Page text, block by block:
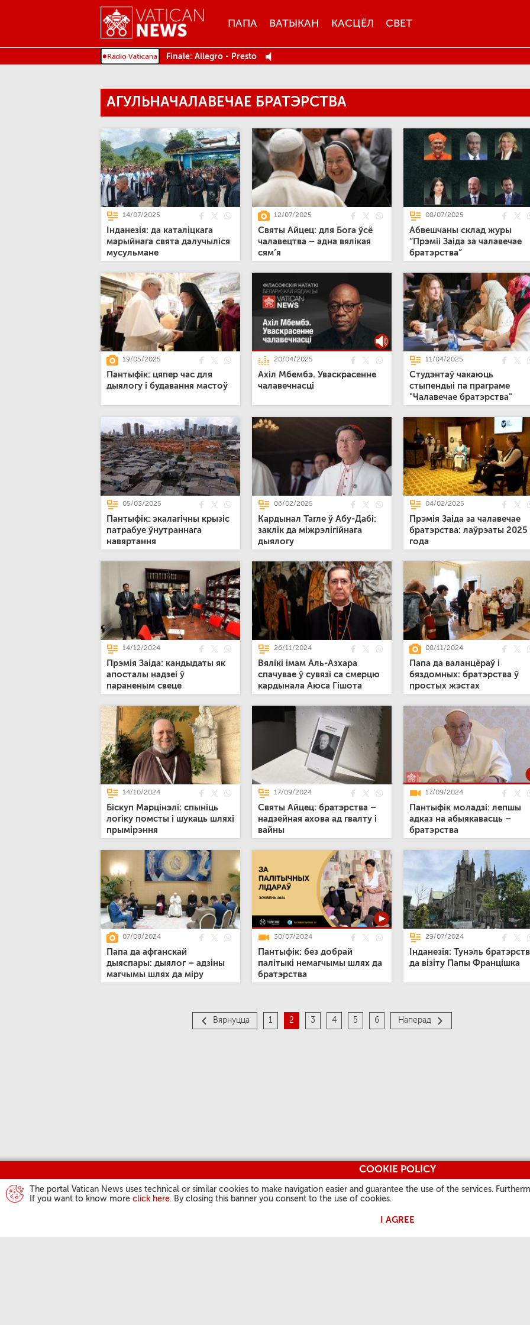
MENU
ПАПА ВАТЫКАН КАСЦЁЛ СВЕТ
COOKIE POLICY
The portal Vatican News uses technical or similar cookies to make navigation easier and guarantee the use of the services.
If you want to know more click here. By closing this banner you consent to the use of cookies.
I AGREE
Finale: Allegro - Presto
АГУЛЬНАЧАЛАВЕЧАЕ БРАТЭРСТВА
14/07/2025
Інданезія: да каталіцкага
марыйнага свята далучыліся
мусульмане
12/07/2025
Святы Айцец: для Бога ўсё
чалавецтва – адна вялікая
сям’я
08/07/2025
Абвешчаны склад журы
“Прэміі Заіда за чалавечае
братэрства”
19/05/2025
Пантыфік: цяпер час для
дыялогу і будавання мастоў
20/04/2025
Ахіл Мбембэ. Уваскрасенне
чалавечнасці
11/04/2025
Студэнтаў чакаюць
стыпендыі па праграме
"Чалавечае братэрства"
05/03/2025
Пантыфік: экалагічны крызіс
патрабуе ўнутраннага
навяртання
06/02/2025
Кардынал Тагле ў Абу-Дабі:
заклік да міжрэлігійнага
дыялогу
04/02/2025
Прэмія Заіда за чалавечае
братэрства: лаўрэаты 2025
года
14/12/2024
Прэмія Заіда: кандыдаты як
апосталы надзеі ў
параненым свеце
26/11/2024
Вялікі імам Аль-Азхара
спачувае ў сувязі са смерцю
кардынала Аюса Гішота
08/11/2024
Папа да валанцёраў і
бяздомных: братэрства ў
простых жэстах
14/10/2024
Біскуп Марцінэлі: спыніць
логіку помсты і шукаць шляхі
прымірэння
17/09/2024
Святы Айцец: братэрства –
надзейная ахова ад гвалту і
вайны
17/09/2024
Пантыфік моладзі: лепшы
адказ на абыякавасць –
братэрства
07/08/2024
Папа да афганскай
дыяспары: дыялог – адзіны
магчымы шлях да міру
30/07/2024
Пантыфік: без добрай
палітыкі немагчымы шлях да
братэрства
29/07/2024
Інданезія: Тунэль
да візіту Папы Францішка
Вярнуцца 1 2 3 4 5 6 Наперад